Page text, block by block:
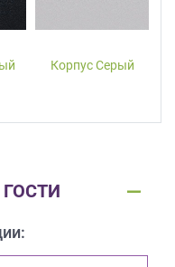
Корпус Серый